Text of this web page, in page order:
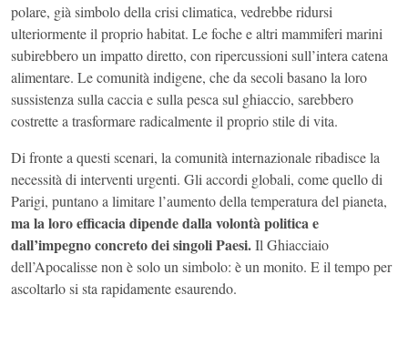
polare, già simbolo della crisi climatica, vedrebbe ridursi
ulteriormente il proprio habitat. Le foche e altri mammiferi marini
subirebbero un impatto diretto, con ripercussioni sull’intera catena
alimentare. Le comunità indigene, che da secoli basano la loro
sussistenza sulla caccia e sulla pesca sul ghiaccio, sarebbero
costrette a trasformare radicalmente il proprio stile di vita.
Di fronte a questi scenari, la comunità internazionale ribadisce la
necessità di interventi urgenti. Gli accordi globali, come quello di
Parigi, puntano a limitare l’aumento della temperatura del pianeta,
ma la loro efficacia dipende dalla volontà politica e
dall’impegno concreto dei singoli Paesi.Il Ghiacciaio
dell’Apocalisse non è solo un simbolo: è un monito. E il tempo per
ascoltarlo si sta rapidamente esaurendo.